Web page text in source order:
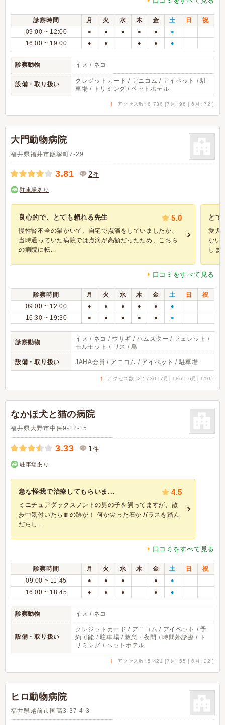
診察時間 月 火 水 木 金 土 日
祝
09:00 ~ 12:00
● ● ● ● ● ●
16:00 ~ 19:00 ● ● ● ● ●
診察動物 イヌ / ネコ
設備・取り扱い
クレジットカード / アニコム / アイペット / 駐
車場 / トリミング / ペットホテル
↑ アクセス数: 6,736 [7月: 96 | 6月: 72 ]
大門動物病院
福井県福井市飯塚町7-29
3.81 2件
駐車場あり
良心的で、とても頼れる先生 5.0
慢性腎不全の猫がいて、自宅で点滴をしていましたが、
当時通っていた病院では点滴が高額だったため、こちら
の病院に転...
とて
愛犬
ない
しま
口コミをすべて見る
診察時間 月 火 水 木 金 土 日
祝
09:00 ~ 12:00
● ● ● ● ● ●
16:30 ~ 19:30 ● ● ● ● ● ●
診察動物
イヌ / ネコ / ウサギ / ハムスター / フェレット /
モルモット / リス / 鳥
設備・取り扱い JAHA会員 / アニコム / アイペット / 駐車場
↑ アクセス数: 22,730 [7月: 186 | 6月: 110 ]
なかほ犬と猫の病院
福井県大野市中保9-12-15
3.33 1件
駐車場あり
急な怪我で治療してもらいま... 4.5
ミニチュアダックスフントの男の子を飼ってますが、散
歩中気付いたら血の跡が！ 何か尖った石かガラスを踏ん
だらし...
口コミをすべて見る
診察時間 月 火 水 木 金 土 日
祝
09:00 ~ 11:45
● ● ● ● ●
16:00 ~ 18:45 ● ● ● ● ●
診察動物 イヌ / ネコ
設備・取り扱い
クレジットカード / アニコム / アイペット / 予
約可能 / 駐車場 / 救急・夜間 / 時間外診療 / ト
リミング / ペットホテル
↑ アクセス数: 5,421 [7月: 55 | 6月: 22 ]
ヒロ動物病院
福井県越前市国高3-37-4-3